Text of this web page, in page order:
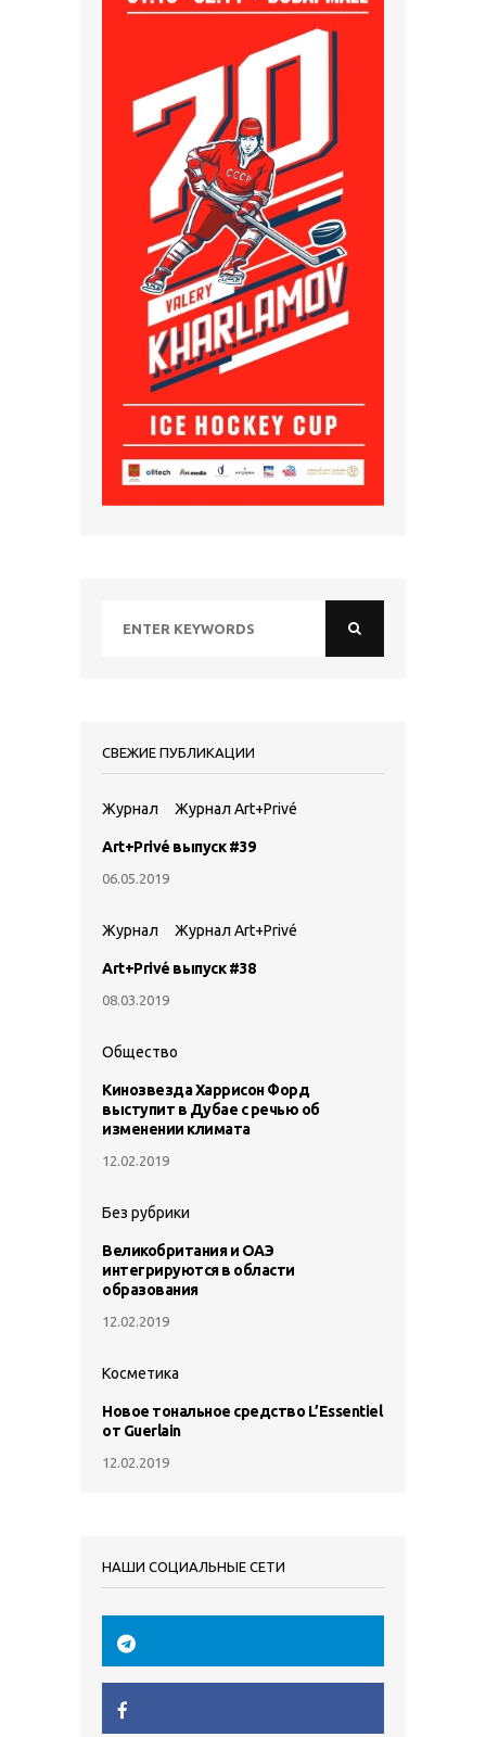
СВЕЖИЕ ПУБЛИКАЦИИ
Журнал Журнал Art+Privé
Art+Privé выпуск #39
06.05.2019
Журнал Журнал Art+Privé
Art+Privé выпуск #38
08.03.2019
Общество
Кинозвезда Харрисон Форд
выступит в Дубае с речью об
изменении климата
12.02.2019
Без рубрики
Великобритания и ОАЭ
интегрируются в области
образования
12.02.2019
Косметика
Новое тональное средство L’Essentiel
от Guerlain
12.02.2019
НАШИ СОЦИАЛЬНЫЕ СЕТИ